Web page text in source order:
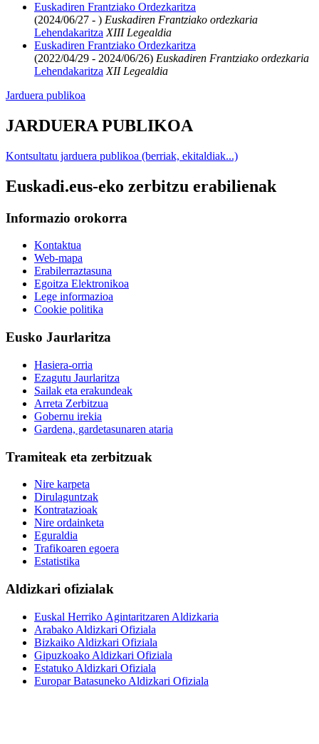
Euskadiren Frantziako Ordezkaritza
(2024/06/27 - ) Euskadiren Frantziako ordezkaria
Lehendakaritza XIII Legealdia
Euskadiren Frantziako Ordezkaritza
(2022/04/29 - 2024/06/26) Euskadiren Frantziako ordezkaria
Lehendakaritza XII Legealdia
Jarduera publikoa
JARDUERA PUBLIKOA
Kontsultatu jarduera publikoa (berriak, ekitaldiak...)
Euskadi.eus-eko zerbitzu erabilienak
Informazio orokorra
Kontaktua
Web-mapa
Erabilerraztasuna
Egoitza Elektronikoa
Lege informazioa
Cookie politika
Eusko Jaurlaritza
Hasiera-orria
Ezagutu Jaurlaritza
Sailak eta erakundeak
Arreta Zerbitzua
Gobernu irekia
Gardena, gardetasunaren ataria
Tramiteak eta zerbitzuak
Nire karpeta
Dirulaguntzak
Kontratazioak
Nire ordainketa
Eguraldia
Trafikoaren egoera
Estatistika
Aldizkari ofizialak
Euskal Herriko Agintaritzaren Aldizkaria
Arabako Aldizkari Ofiziala
Bizkaiko Aldizkari Ofiziala
Gipuzkoako Aldizkari Ofiziala
Estatuko Aldizkari Ofiziala
Europar Batasuneko Aldizkari Ofiziala